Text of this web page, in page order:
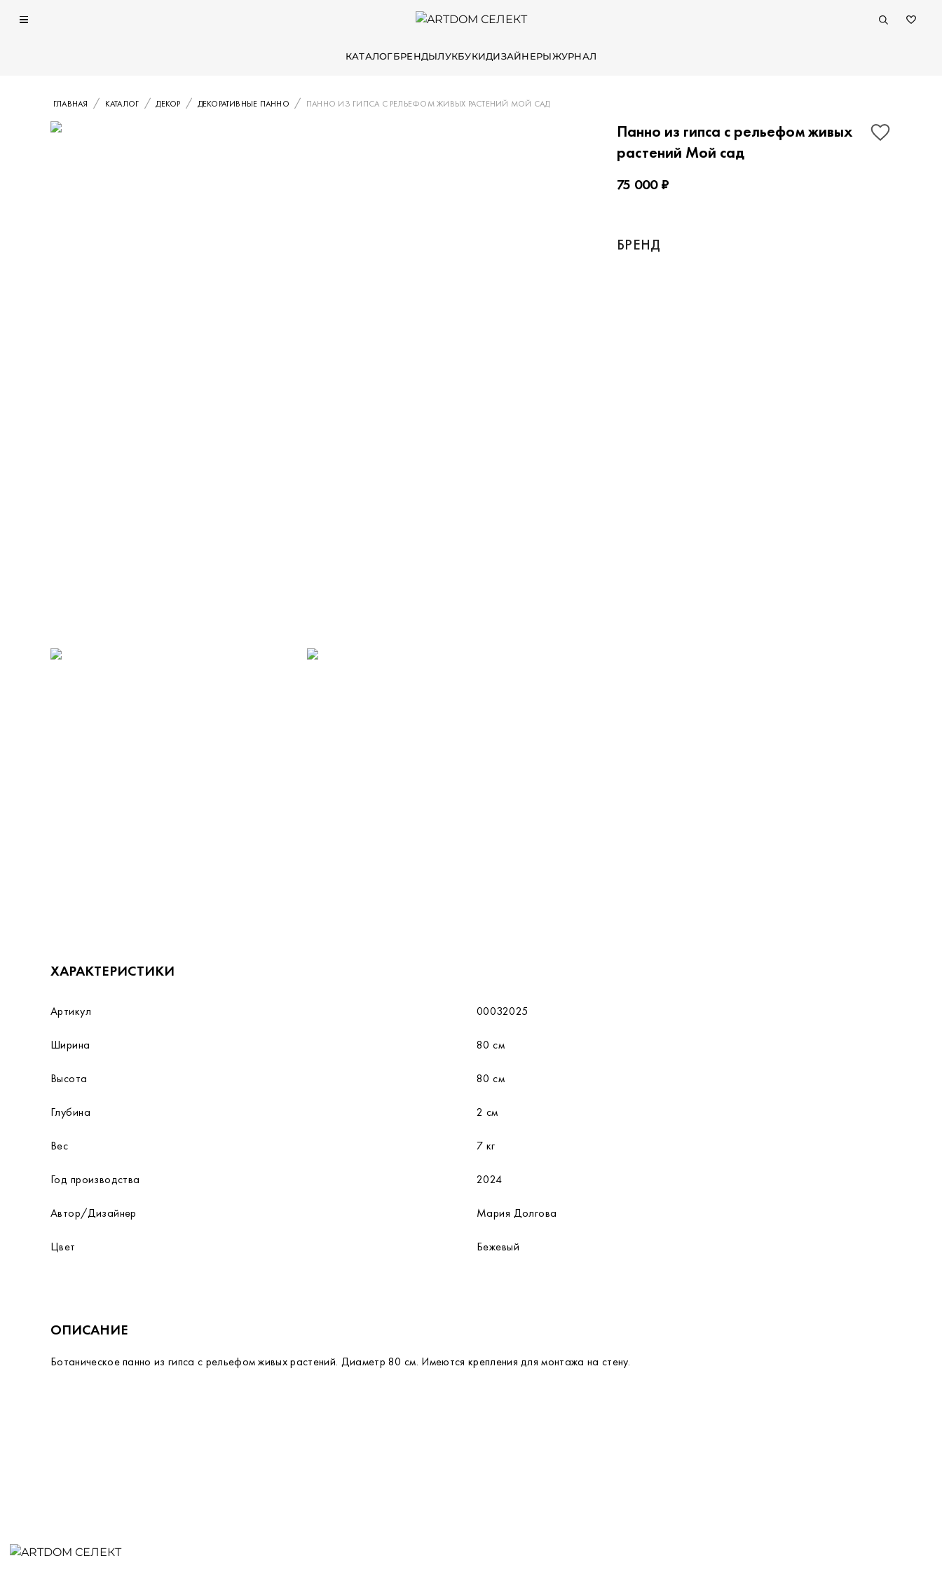
КАТАЛОГБРЕНДЫЛУКБУКИДИЗАЙНЕРЫЖУРНАЛ
ГЛАВНАЯ КАТАЛОГ ДЕКОР ДЕКОРАТИВНЫЕ ПАННО ПАННО ИЗ ГИПСА С РЕЛЬЕФОМ ЖИВЫХ РАСТЕНИЙ МОЙ САД
Панно из гипса с рельефом живых
растений Мой сад
75 000 ₽
ХАРАКТЕРИСТИКИ
Артикул 00032025
Ширина 80 см
Высота 80 см
Глубина 2 см
Вес 7 кг
Год производства 2024
Автор/Дизайнер Мария Долгова
Цвет Бежевый
ОПИСАНИЕ
Ботаническое панно из гипса с рельефом живых растений. Диаметр 80 см. Имеются крепления для монтажа на стену.